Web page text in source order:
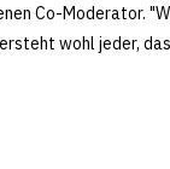
Co-Moderator.
wohl jeder,